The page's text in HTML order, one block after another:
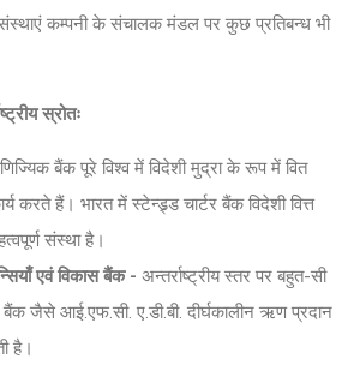
संस्थाएं कम्पनी के संचालक मंडल पर कुछ प्रतिबन्ध भी
स्रोतः
बैंक पूरे विश्व में विदेशी मुद्रा के रूप में वित
करते हैं। भारत में स्टेन्ड्र्ड चार्टर बैंक विदेशी वित्त
संस्था है।
एवं विकास बैंक - अन्तर्राष्ट्रीय स्तर पर बहुत-सी
बैंक जैसे आई.एफ.सी. ए.डी.बी. दीर्घकालीन ऋण प्रदान
है।